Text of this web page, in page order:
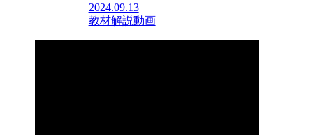
2024.09.13
教材解説動画